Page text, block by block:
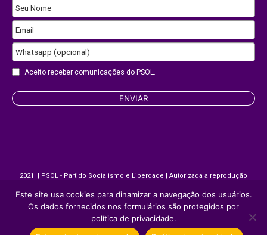
Seu Nome
Email
Whatsapp (opcional)
Website
Aceito receber comunicações do PSOL.
ENVIAR
2021 | PSOL - Partido Socialismo e Liberdade | Autorizada a reprodução
desde que citada a fonte.
Site desenvolvido porAppmobi
Este site usa cookies para dinamizar a navegação dos usuários.
Os dados fornecidos nos formulários são protegidos por
política de privacidade.